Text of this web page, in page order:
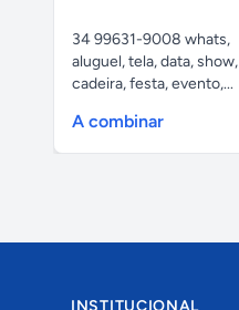
34 99631-9008 whats,
aluguel, tela, data, show,
cadeira, festa, evento,...
A combinar
INSTITUCIONAL